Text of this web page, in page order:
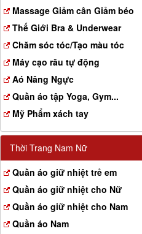
Massage Giảm cân Giảm béo
Thế Giới Bra & Underwear
Chăm sóc tóc/Tạo màu tóc
Máy cạo râu tự động
Aó Nâng Ngực
Quần áo tập Yoga, Gym...
Mỹ Phẩm xách tay
Thời Trang Nam Nữ
Quần áo giữ nhiệt trẻ em
Quần áo giữ nhiệt cho Nữ
Quần áo giữ nhiệt cho Nam
Quần áo Nam